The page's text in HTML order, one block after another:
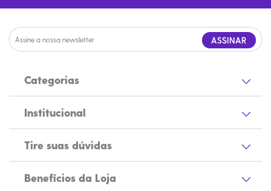
ASSINAR
Categorias
Institucional
Tire suas dúvidas
Benefícios da Loja